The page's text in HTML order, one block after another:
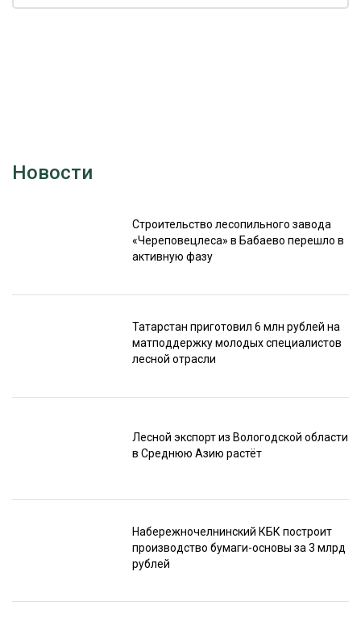
Новости
Строительство лесопильного завода
«Череповецлеса» в Бабаево перешло в
активную фазу
Татарстан приготовил 6 млн рублей на
матподдержку молодых специалистов
лесной отрасли
Лесной экспорт из Вологодской области
в Среднюю Азию растёт
Набережночелнинский КБК построит
производство бумаги-основы за 3 млрд
рублей